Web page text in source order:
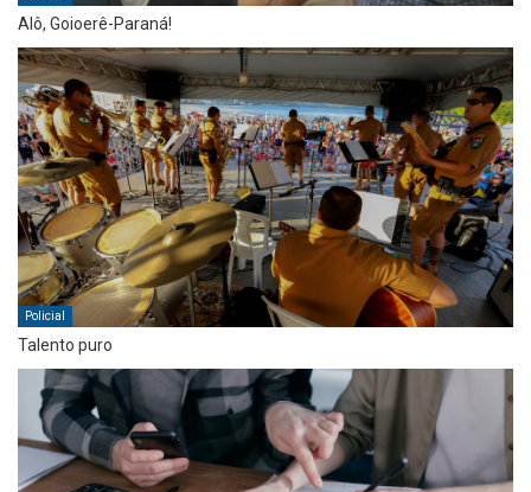
Alô, Goioerê-Paraná!
Policial
Talento puro